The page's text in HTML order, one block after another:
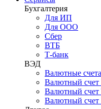
Бухгалтерия
Для ИП
Для ООО
Сбер
ВТБ
Т-банк
ВЭД
Валютные счета
Валютный
Валютный счет
Валютный счет